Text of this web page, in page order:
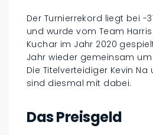
Der Turnierrekord liegt bei -
und wurde vom Team
Kuchar im Jahr 2020
Jahr wieder gemeinsam
Die Titelverteidiger Kevin
sind diesmal mit dabei.
Das Preisgeld